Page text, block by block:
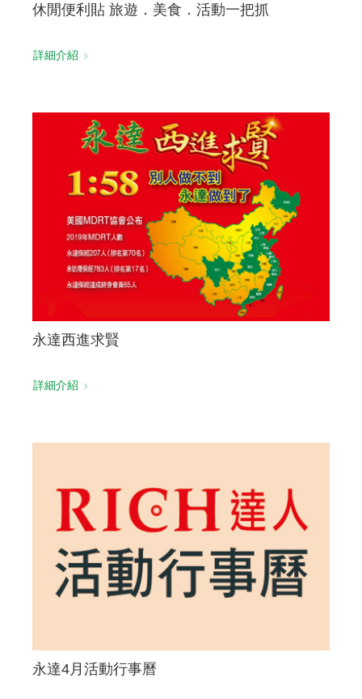
休閒便利貼 旅遊．美食．活動一把抓
詳細介紹
永達西進求賢
詳細介紹
永達4月活動行事曆